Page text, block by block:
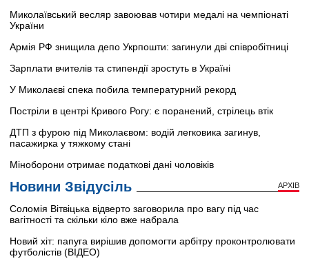
Миколаївський весляр завоював чотири медалі на чемпіонаті
України
Армія РФ знищила депо Укрпошти: загинули дві співробітниці
Зарплати вчителів та стипендії зростуть в Україні
У Миколаєві спека побила температурний рекорд
Постріли в центрі Кривого Рогу: є поранений, стрілець втік
ДТП з фурою під Миколаєвом: водій легковика загинув,
пасажирка у тяжкому стані
Міноборони отримає податкові дані чоловіків
Новини Звідусіль АРХІВ
Соломія Вітвіцька відверто заговорила про вагу під час
вагітності та скільки кіло вже набрала
Новий хіт: папуга вирішив допомогти арбітру проконтролювати
футболістів (ВІДЕО)